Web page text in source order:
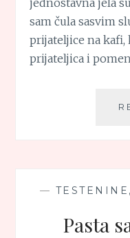
jednostavna jela
sam čula sasvim
prijateljice na kafi,
prijateljica i
—
Pasta